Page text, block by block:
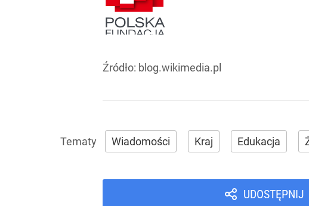
Źródło: blog.wikimedia.pl
Wiadomości Kraj Edukacja
UDOSTĘPNIJ